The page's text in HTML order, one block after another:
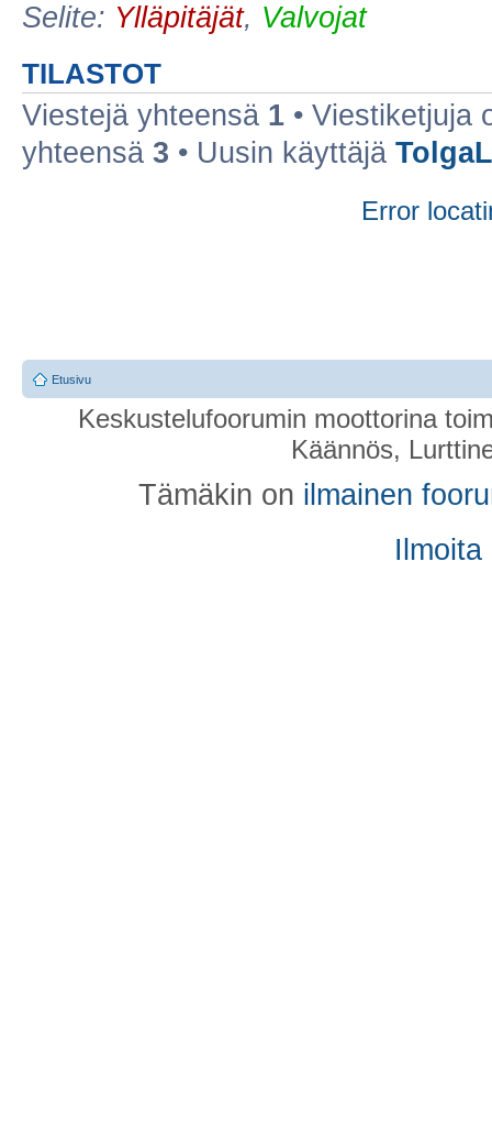
Selite: Ylläpitäjät, Valvojat
TILASTOT
Viestejä yhteensä 1 • Viestiketjuja
yhteensä 3 • Uusin käyttäjä
Error
Etusivu
Keskustelufoorumin moottorina
Käännös,
Tämäkin on ilmainen